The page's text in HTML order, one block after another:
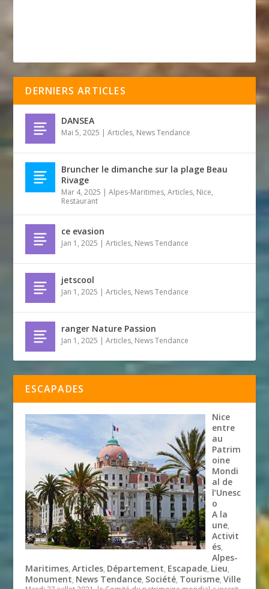
DERNIERS ARTICLES
DANSEA
Mai 5, 2025 |Articles, News Tendance
Bruncher le dimanche sur la plage Beau
Rivage
Mar 4, 2025 |Alpes-Maritimes,Articles, Nice,
Restaurant
ce evasion
Jan 1, 2025 |Articles, News Tendance
jetscool
Jan 1, 2025 |Articles, News Tendance
ranger Nature Passion
Jan 1, 2025 |Articles, News Tendance
ESCAPADES
Nice
entre
au
Patrim
oine
Mondi
al de
l’Unesc
o
A la
une,
Activit
és,
Alpes-
Maritimes,Articles, Département, Escapade, Lieu,
Monument, News Tendance, Société, Tourisme,Ville